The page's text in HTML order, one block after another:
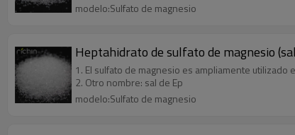
modelo:Sulfato de magnesio
Heptahidrato de sulfato de magnesio
1. El sulfato de magnesio es ampliamente utilizado
2. Otro nombre: sal de Ep
modelo:Sulfato de magnesio